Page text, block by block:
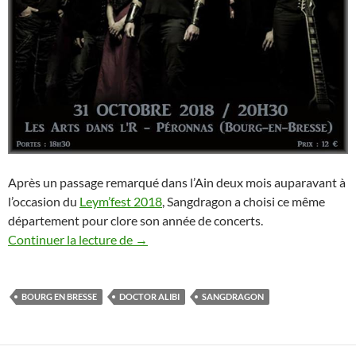
Après un passage remarqué dans l’Ain deux mois auparavant à
l’occasion du Leym’fest 2018, Sangdragon a choisi ce même
département pour clore son année de concerts.
Continuer la lecture de SANGDRAGON + Doctor Alibi /
→
BOURG EN BRESSE DOCTOR ALIBI SANGDRAGON